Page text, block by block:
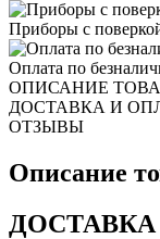
Приборы с
Оплата по
ОПИСАНИЕ
ДОСТАВКА И
ОТЗЫВЫ
Описание